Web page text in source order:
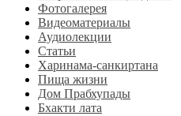
Фотогалерея
Видеоматериалы
Аудиолекции
Статьи
Харинама-санкиртана
Пища жизни
Дом Прабхупады
Бхакти лата